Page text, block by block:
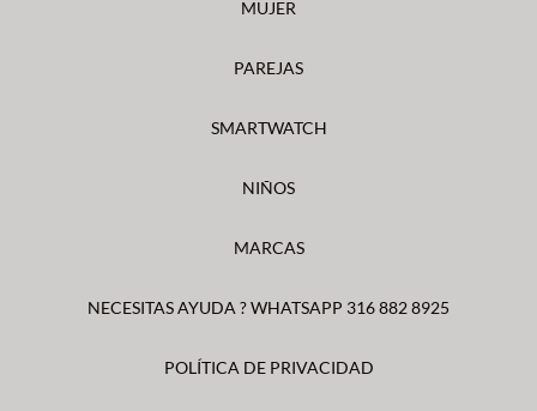
MUJER
PAREJAS
SMARTWATCH
NIÑOS
MARCAS
NECESITAS AYUDA ? WHATSAPP 316 882 8925
POLÍTICA DE PRIVACIDAD